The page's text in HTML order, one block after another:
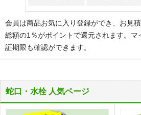
会員は商品お気に入り登録ができ、お見
総額の1％がポイントで還元されます。マ
証期限も確認ができます。
蛇口・水栓 人気ページ